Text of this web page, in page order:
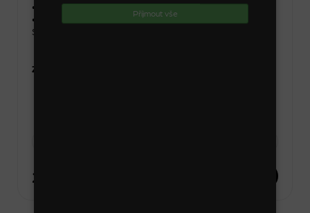
Příjmout vše
• Materiál: polykarbonát
• Šířka: 0,7 cm
Skladem
Zvolte variantu
26 Kč